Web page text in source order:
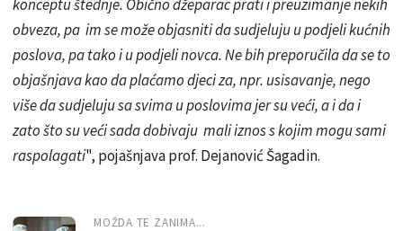
konceptu štednje. Obično džeparac prati i preuzimanje nekih
obveza, pa im se može objasniti da sudjeluju u podjeli kućnih
poslova, pa tako i u podjeli novca. Ne bih preporučila da se to
objašnjava kao da plaćamo djeci za, npr. usisavanje, nego
više da sudjeluju sa svima u poslovima jer su veći, a i da i
zato što su veći sada dobivaju mali iznos s kojim mogu sami
raspolagati", pojašnjava prof. Dejanović Šagadin.
MOŽDA TE ZANIMA...